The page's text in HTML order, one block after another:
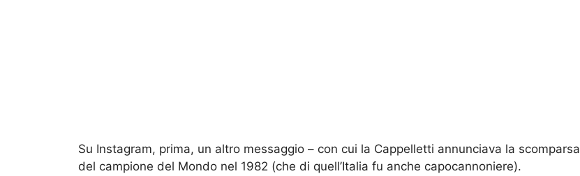
Su Instagram, prima, un altro messaggio – con cui la Cappelletti annunciava la scomparsa
del campione del Mondo nel 1982 (che di quell’Italia fu anche capocannoniere).